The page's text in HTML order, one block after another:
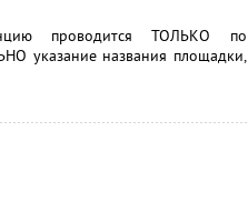
проводится ТОЛЬКО по
указание названия площадки,